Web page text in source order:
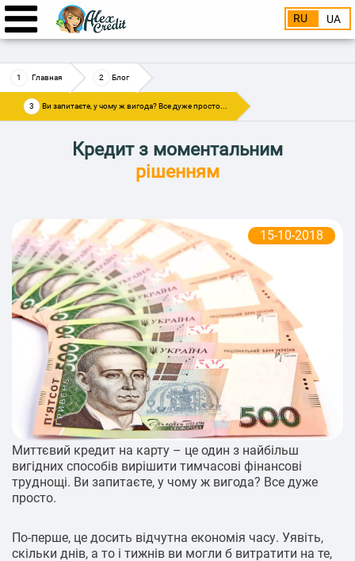
RU UA
Главная Блог
Ви запитаєте, у чому ж вигода? Все дуже просто...
Кредит з моментальним
рішенням
15-10-2018
Миттєвий кредит на карту – це один з найбільш
вигідних способів вирішити тимчасові фінансові
труднощі. Ви запитаєте, у чому ж вигода? Все дуже
просто.
По-перше, це досить відчутна економія часу. Уявіть,
скільки днів, а то і тижнів ви могли б витратити на те,